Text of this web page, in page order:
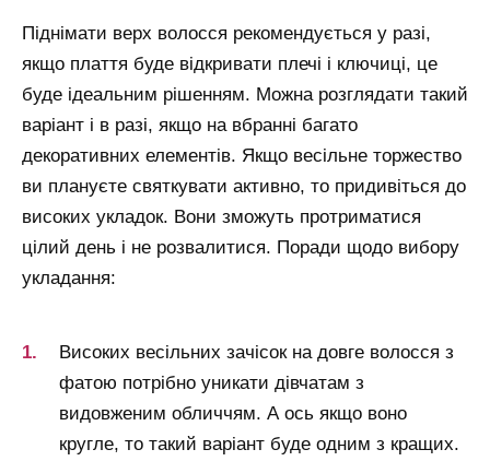
Піднімати верх волосся рекомендується у разі,
якщо плаття буде відкривати плечі і ключиці, це
буде ідеальним рішенням. Можна розглядати такий
варіант і в разі, якщо на вбранні багато
декоративних елементів. Якщо весільне торжество
ви плануєте святкувати активно, то придивіться до
високих укладок. Вони зможуть протриматися
цілий день і не розвалитися. Поради щодо вибору
укладання:
Високих весільних зачісок на довге волосся з
фатою потрібно уникати дівчатам з
видовженим обличчям. А ось якщо воно
кругле, то такий варіант буде одним з кращих.